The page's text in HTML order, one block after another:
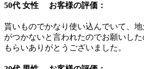
50代 女性 お客様の評価：
貰いものでかなり使い込んでいて、
がつかないと言われたのでお願いし
もらいありがとうございました。